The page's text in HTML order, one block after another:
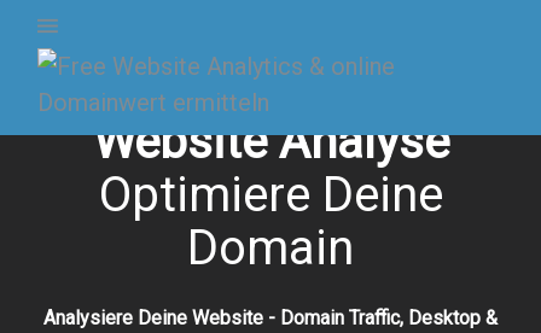
Website Analyse
Optimiere Deine
Domain
Analysiere Deine Website - Domain Traffic, Desktop &